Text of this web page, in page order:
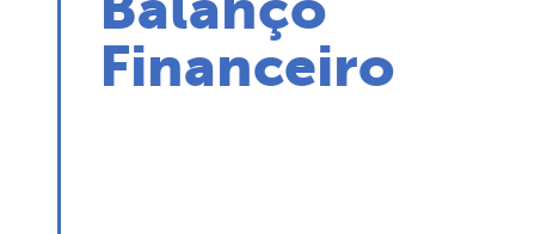
Financeiro